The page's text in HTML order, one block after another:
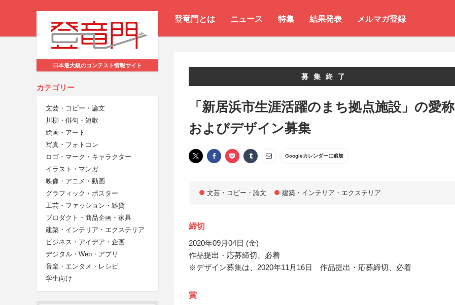
登竜門とは ニュース 特集 結果発表 メルマガ登録
日本最大級のコンテスト情報サイト
カテゴリー
文芸・コピー・論文
川柳・俳句・短歌
絵画・アート
写真・フォトコン
ロゴ・マーク・キャラクター
イラスト・マンガ
映像・アニメ・動画
グラフィック・ポスター
工芸・ファッション・雑貨
プロダクト・商品企画・家具
建築・インテリア・エクステリア
ビジネス・アイデア・企画
デジタル・Web・アプリ
音楽・エンタメ・レシピ
学生向け
募集終了
「新居浜市生涯活躍のまち拠点施設」の愛称
およびデザイン募集
Googleカレンダーに追加
文芸・コピー・論文 建築・インテリア・エクステリア
締切
2020年09月04日 (金)
作品提出・応募締切、必着
※デザイン募集は、2020年11月16日 作品提出・応募締切、必着
賞